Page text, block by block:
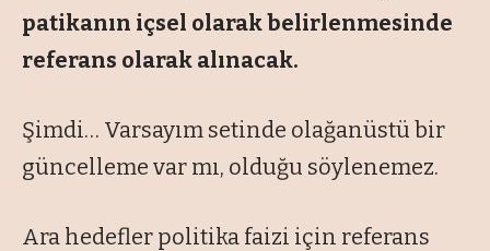
patikanın içsel olarak belirlenmesinde
referans olarak alınacak.
Şimdi… Varsayım setinde olağanüstü bir
güncelleme var mı, olduğu söylenemez.
Ara hedefler politika faizi için referans